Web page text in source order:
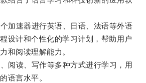
速器进行英语、日语、法语等外语
设计和个性化的学习计划，帮助用户
和阅读理解能力。
读、写作等多种方式进行学习，用
语言水平。